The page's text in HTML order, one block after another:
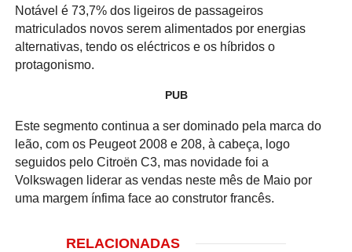
Notável é 73,7% dos ligeiros de passageiros
matriculados novos serem alimentados por energias
alternativas, tendo os eléctricos e os híbridos o
protagonismo.
PUB
Este segmento continua a ser dominado pela marca do
leão, com os Peugeot 2008 e 208, à cabeça, logo
seguidos pelo Citroën C3, mas novidade foi a
Volkswagen liderar as vendas neste mês de Maio por
uma margem ínfima face ao construtor francês.
RELACIONADAS